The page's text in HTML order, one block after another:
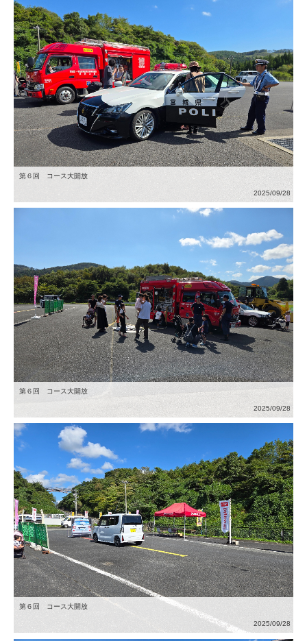
第６回 コース大開放
2025/09/28
第６回 コース大開放
2025/09/28
第６回 コース大開放
2025/09/28